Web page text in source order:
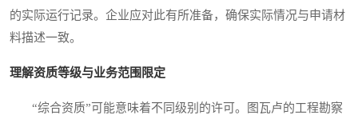
的实际运行记录。企业应对此有所准备，确保实际情况与申请材
料描述一致。
理解资质等级与业务范围限定
“综合资质”可能意味着不同级别的许可。图瓦卢的工程勘察